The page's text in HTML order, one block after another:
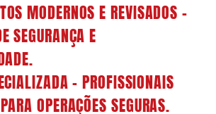
MODERNOS E REVISADOS –
SEGURANÇA E
– PROFISSIONAIS
OPERAÇÕES SEGURAS.